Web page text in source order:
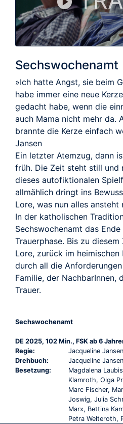
Sechswochenamt
»Ich hatte Angst, sie beim
habe immer eine neue
gedacht habe, wenn die
auch Mama nicht mehr da.
brannte die Kerze einfach
Jansen
Ein letzter Atemzug, dann
früh. Die Zeit steht still und
dieses autofiktionalen
allmählich dringt ins
Lore, was nun alles ansteht
In der katholischen
Sechswochenamt das
Trauerphase. Bis zu
Lore, zurück im
durch all die
Familie, der NachbarInnen,
Trauer.
Sechswochenamt
DE 2025, 102 Min., FSK ab 6
Regie:
Jacqueline Jansen
Drehbuch:
Jacqueline Jansen
Besetzung:
Magdalena
Klamroth, Olga
Marc Fischer,
Joswig, Julia
Marx, Bettina
Petra Welteroth,